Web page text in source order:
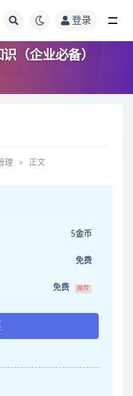
登录
（企业必备）
理 正文
5金币
免费
免费 推荐